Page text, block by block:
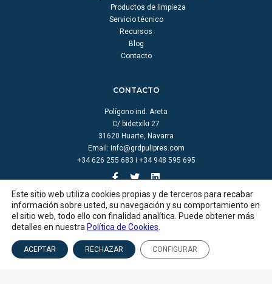
Productos de limpieza
Servicio técnico
Recursos
Blog
Contacto
CONTACTO
Polígono ind. Areta
C/ bidetxiki 27
31620 Huarte, Navarra
Email: info@grdpulipres.com
+34 626 255 683 i +34 948 595 695
© GRD pulipres |Aviso legal|Política de cookies
Créditos
Este sitio web utiliza cookies propias y de terceros para recabar
información sobre usted, su navegación y su comportamiento en
el sitio web, todo ello con finalidad analítica. Puede obtener más
detalles en nuestra Política de Cookies
ACEPTAR RECHAZAR CONFIGURAR